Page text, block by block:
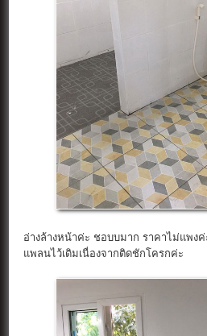
อ่างล้างหน้าค่ะ ชอบบมาก ราคาไม่แพง
แพลนไว้เดิมเนื่องจากติดชักโครกค่ะ